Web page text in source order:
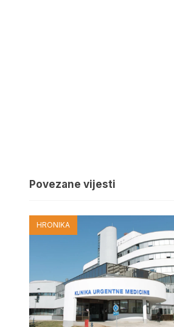
Povezane vijesti
HRONIKA